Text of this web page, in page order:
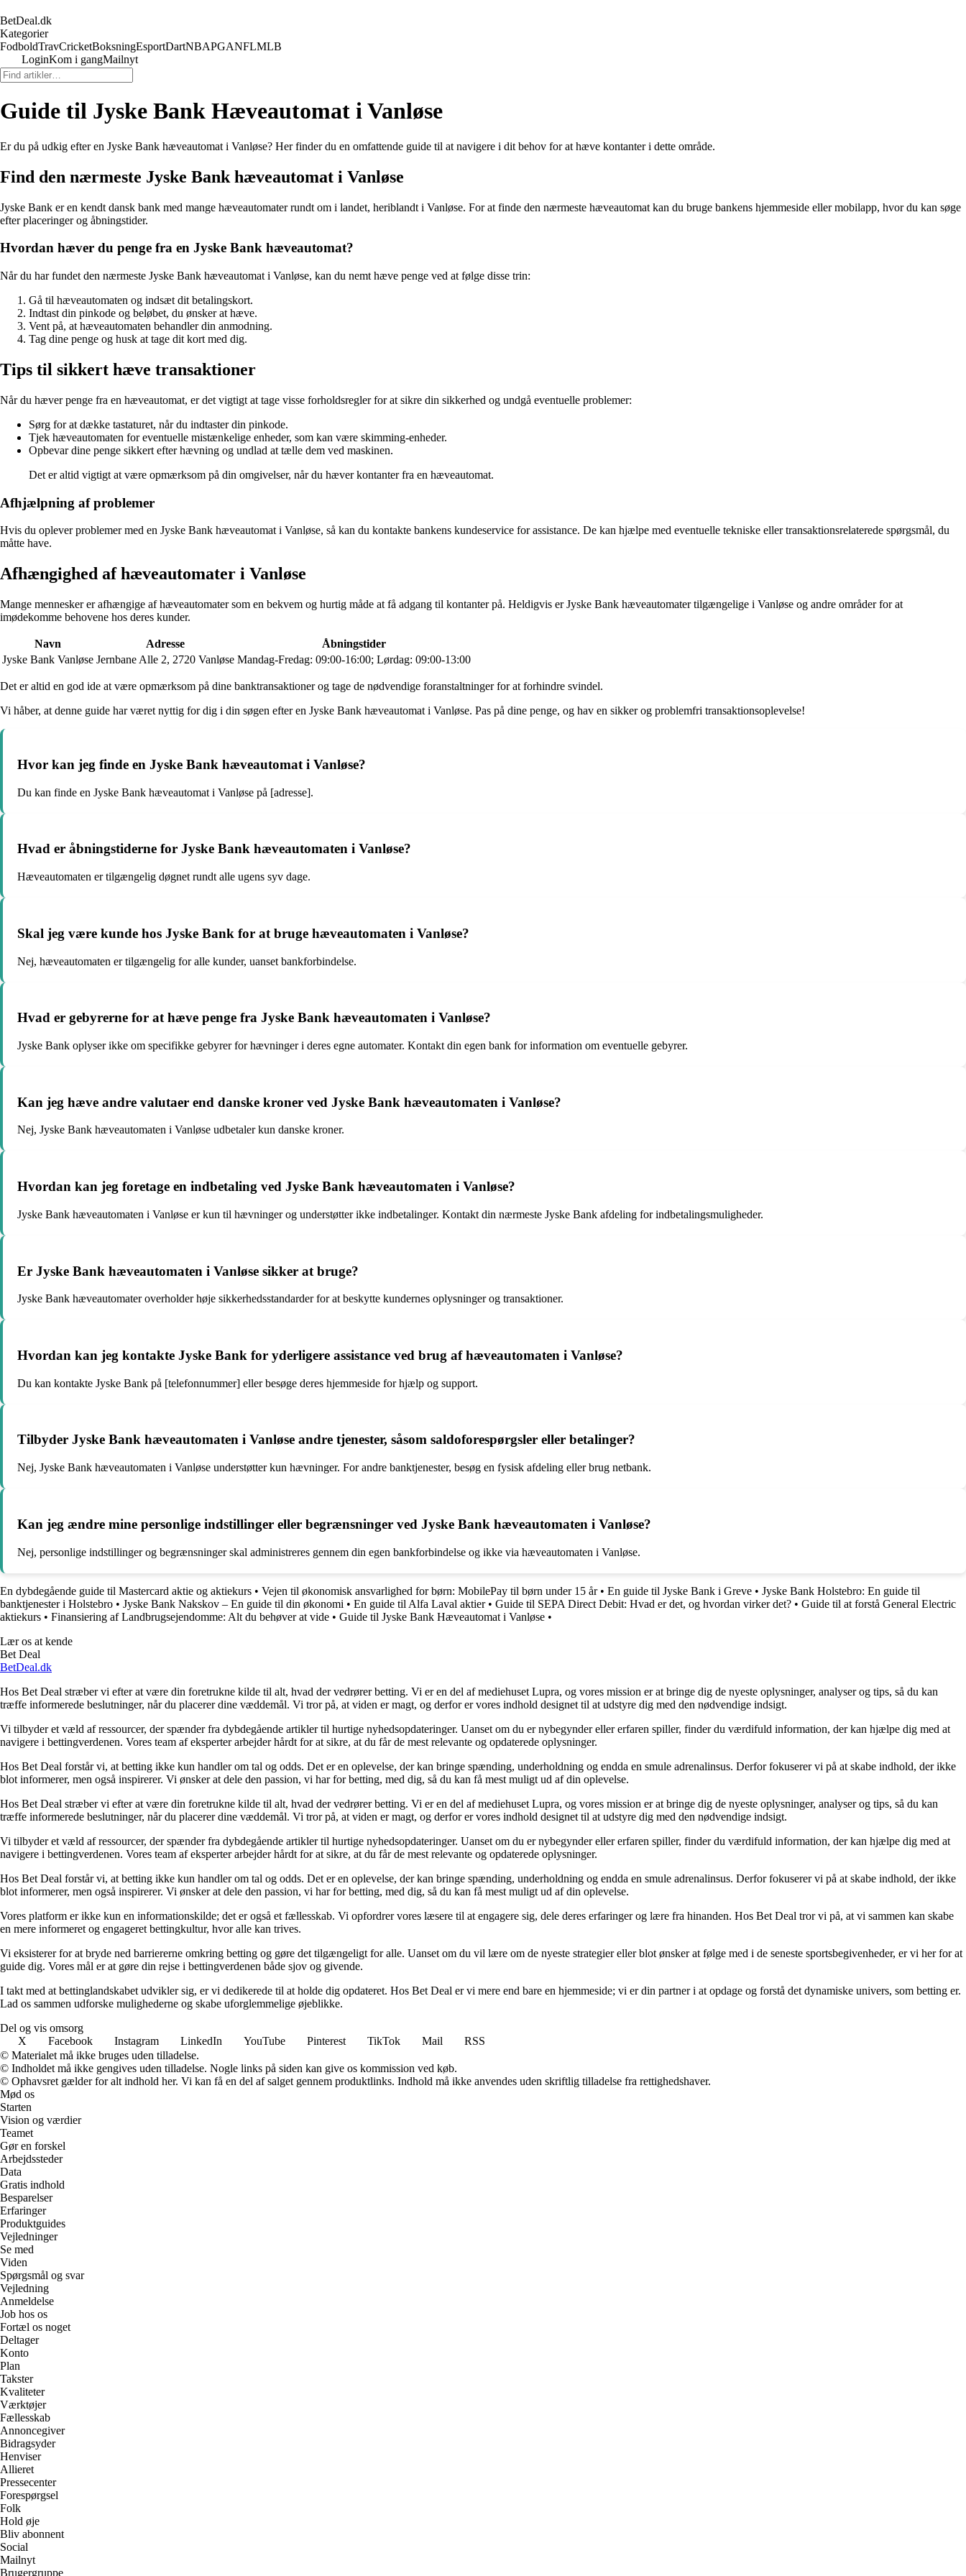
BetDeal.dk
Kategorier
FodboldTravCricketBoksningEsportDartNBAPGANFLMLB
LoginKom i gangMailnyt
Guide til Jyske Bank Hæveautomat i Vanløse
Er du på udkig efter en Jyske Bank hæveautomat i Vanløse? Her finder du en omfattende guide til at navigere i dit behov for at hæve kontanter i dette område.
Find den nærmeste Jyske Bank hæveautomat i Vanløse
Jyske Bank er en kendt dansk bank med mange hæveautomater rundt om i landet, heriblandt i Vanløse. For at finde den nærmeste hæveautomat kan du bruge bankens hjemmeside eller mobilapp, hvor du kan søge
efter placeringer og åbningstider.
Hvordan hæver du penge fra en Jyske Bank hæveautomat?
Når du har fundet den nærmeste Jyske Bank hæveautomat i Vanløse, kan du nemt hæve penge ved at følge disse trin:
Gå til hæveautomaten og indsæt dit betalingskort.
Indtast din pinkode og beløbet, du ønsker at hæve.
Vent på, at hæveautomaten behandler din anmodning.
Tag dine penge og husk at tage dit kort med dig.
Tips til sikkert hæve transaktioner
Når du hæver penge fra en hæveautomat, er det vigtigt at tage visse forholdsregler for at sikre din sikkerhed og undgå eventuelle problemer:
Sørg for at dække tastaturet, når du indtaster din pinkode.
Tjek hæveautomaten for eventuelle mistænkelige enheder, som kan være skimming-enheder.
Opbevar dine penge sikkert efter hævning og undlad at tælle dem ved maskinen.
Det er altid vigtigt at være opmærksom på din omgivelser, når du hæver kontanter fra en hæveautomat.
Afhjælpning af problemer
Hvis du oplever problemer med en Jyske Bank hæveautomat i Vanløse, så kan du kontakte bankens kundeservice for assistance. De kan hjælpe med eventuelle tekniske eller transaktionsrelaterede spørgsmål, du
måtte have.
Afhængighed af hæveautomater i Vanløse
Mange mennesker er afhængige af hæveautomater som en bekvem og hurtig måde at få adgang til kontanter på. Heldigvis er Jyske Bank hæveautomater tilgængelige i Vanløse og andre områder for at
imødekomme behovene hos deres kunder.
Navn Adresse
Åbningstider
Jyske Bank Vanløse Jernbane Alle 2, 2720 Vanløse Mandag-Fredag: 09:00-16:00; Lørdag: 09:00-13:00
Det er altid en god ide at være opmærksom på dine banktransaktioner og tage de nødvendige foranstaltninger for at forhindre svindel.
Vi håber, at denne guide har været nyttig for dig i din søgen efter en Jyske Bank hæveautomat i Vanløse. Pas på dine penge, og hav en sikker og problemfri transaktionsoplevelse!
Hvor kan jeg finde en Jyske Bank hæveautomat i Vanløse?
Du kan finde en Jyske Bank hæveautomat i Vanløse på [adresse].
Hvad er åbningstiderne for Jyske Bank hæveautomaten i Vanløse?
Hæveautomaten er tilgængelig døgnet rundt alle ugens syv dage.
Skal jeg være kunde hos Jyske Bank for at bruge hæveautomaten i Vanløse?
Nej, hæveautomaten er tilgængelig for alle kunder, uanset bankforbindelse.
Hvad er gebyrerne for at hæve penge fra Jyske Bank hæveautomaten i Vanløse?
Jyske Bank oplyser ikke om specifikke gebyrer for hævninger i deres egne automater. Kontakt din egen bank for information om eventuelle gebyrer.
Kan jeg hæve andre valutaer end danske kroner ved Jyske Bank hæveautomaten i Vanløse?
Nej, Jyske Bank hæveautomaten i Vanløse udbetaler kun danske kroner.
Hvordan kan jeg foretage en indbetaling ved Jyske Bank hæveautomaten i Vanløse?
Jyske Bank hæveautomaten i Vanløse er kun til hævninger og understøtter ikke indbetalinger. Kontakt din nærmeste Jyske Bank afdeling for indbetalingsmuligheder.
Er Jyske Bank hæveautomaten i Vanløse sikker at bruge?
Jyske Bank hæveautomater overholder høje sikkerhedsstandarder for at beskytte kundernes oplysninger og transaktioner.
Hvordan kan jeg kontakte Jyske Bank for yderligere assistance ved brug af hæveautomaten i Vanløse?
Du kan kontakte Jyske Bank på [telefonnummer] eller besøge deres hjemmeside for hjælp og support.
Tilbyder Jyske Bank hæveautomaten i Vanløse andre tjenester, såsom saldoforespørgsler eller betalinger?
Nej, Jyske Bank hæveautomaten i Vanløse understøtter kun hævninger. For andre banktjenester, besøg en fysisk afdeling eller brug netbank.
Kan jeg ændre mine personlige indstillinger eller begrænsninger ved Jyske Bank hæveautomaten i Vanløse?
Nej, personlige indstillinger og begrænsninger skal administreres gennem din egen bankforbindelse og ikke via hæveautomaten i Vanløse.
En dybdegående guide til Mastercard aktie og aktiekurs • Vejen til økonomisk ansvarlighed for børn: MobilePay til børn under 15 år• En guide til Jyske Bank i Greve • Jyske Bank Holstebro: En guide til
banktjenester i Holstebro • Jyske Bank Nakskov – En guide til din økonomi • En guide til Alfa Laval aktier• Guide til SEPA Direct Debit: Hvad er det, og hvordan virker det? • Guide til at forstå General Electric
aktiekurs • Finansiering af Landbrugsejendomme: Alt du behøver at vide • Guide til Jyske Bank Hæveautomat i Vanløse •
Lær os at kende
Bet Deal
BetDeal.dk
Hos Bet Deal stræber vi efter at være din foretrukne kilde til alt, hvad der vedrører betting. Vi er en del af mediehuset Lupra, og vores mission er at bringe dig de nyeste oplysninger, analyser og tips, så du kan
træffe informerede beslutninger, når du placerer dine væddemål. Vi tror på, at viden er magt, og derfor er vores indhold designet til at udstyre dig med den nødvendige indsigt.
Vi tilbyder et væld af ressourcer, der spænder fra dybdegående artikler til hurtige nyhedsopdateringer. Uanset om du er nybegynder eller erfaren spiller, finder du værdifuld information, der kan hjælpe dig med at
navigere i bettingverdenen. Vores team af eksperter arbejder hårdt for at sikre, at du får de mest relevante og opdaterede oplysninger.
Hos Bet Deal forstår vi, at betting ikke kun handler om tal og odds. Det er en oplevelse, der kan bringe spænding, underholdning og endda en smule adrenalinsus. Derfor fokuserer vi på at skabe indhold, der ikke
blot informerer, men også inspirerer. Vi ønsker at dele den passion, vi har for betting, med dig, så du kan få mest muligt ud af din oplevelse.
Hos Bet Deal stræber vi efter at være din foretrukne kilde til alt, hvad der vedrører betting. Vi er en del af mediehuset Lupra, og vores mission er at bringe dig de nyeste oplysninger, analyser og tips, så du kan
træffe informerede beslutninger, når du placerer dine væddemål. Vi tror på, at viden er magt, og derfor er vores indhold designet til at udstyre dig med den nødvendige indsigt.
Vi tilbyder et væld af ressourcer, der spænder fra dybdegående artikler til hurtige nyhedsopdateringer. Uanset om du er nybegynder eller erfaren spiller, finder du værdifuld information, der kan hjælpe dig med at
navigere i bettingverdenen. Vores team af eksperter arbejder hårdt for at sikre, at du får de mest relevante og opdaterede oplysninger.
Hos Bet Deal forstår vi, at betting ikke kun handler om tal og odds. Det er en oplevelse, der kan bringe spænding, underholdning og endda en smule adrenalinsus. Derfor fokuserer vi på at skabe indhold, der ikke
blot informerer, men også inspirerer. Vi ønsker at dele den passion, vi har for betting, med dig, så du kan få mest muligt ud af din oplevelse.
Vores platform er ikke kun en informationskilde; det er også et fællesskab. Vi opfordrer vores læsere til at engagere sig, dele deres erfaringer og lære fra hinanden. Hos Bet Deal tror vi på, at vi sammen kan skabe
en mere informeret og engageret bettingkultur, hvor alle kan trives.
Vi eksisterer for at bryde ned barriererne omkring betting og gøre det tilgængeligt for alle. Uanset om du vil lære om de nyeste strategier eller blot ønsker at følge med i de seneste sportsbegivenheder, er vi her for at
guide dig. Vores mål er at gøre din rejse i bettingverdenen både sjov og givende.
I takt med at bettinglandskabet udvikler sig, er vi dedikerede til at holde dig opdateret. Hos Bet Deal er vi mere end bare en hjemmeside; vi er din partner i at opdage og forstå det dynamiske univers, som betting er.
Lad os sammen udforske mulighederne og skabe uforglemmelige øjeblikke.
Del og vis omsorg
X
Facebook Instagram LinkedIn YouTube Pinterest TikTok Mail
RSS
© Materialet må ikke bruges uden tilladelse.
© Indholdet må ikke gengives uden tilladelse. Nogle links på siden kan give os kommission ved køb.
© Ophavsret gælder for alt indhold her. Vi kan få en del af salget gennem produktlinks. Indhold må ikke anvendes uden skriftlig tilladelse fra rettighedshaver.
Mød os
Starten
Vision og værdier
Teamet
Gør en forskel
Arbejdssteder
Data
Gratis indhold
Besparelser
Erfaringer
Produktguides
Vejledninger
Se med
Viden
Spørgsmål og svar
Vejledning
Anmeldelse
Job hos os
Fortæl os noget
Deltager
Konto
Plan
Takster
Kvaliteter
Værktøjer
Fællesskab
Annoncegiver
Bidragsyder
Henviser
Allieret
Pressecenter
Forespørgsel
Folk
Hold øje
Bliv abonnent
Social
Mailnyt
Brugergruppe